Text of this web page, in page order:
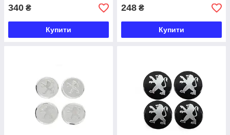
340 ₴
Купити
248 ₴
Купити